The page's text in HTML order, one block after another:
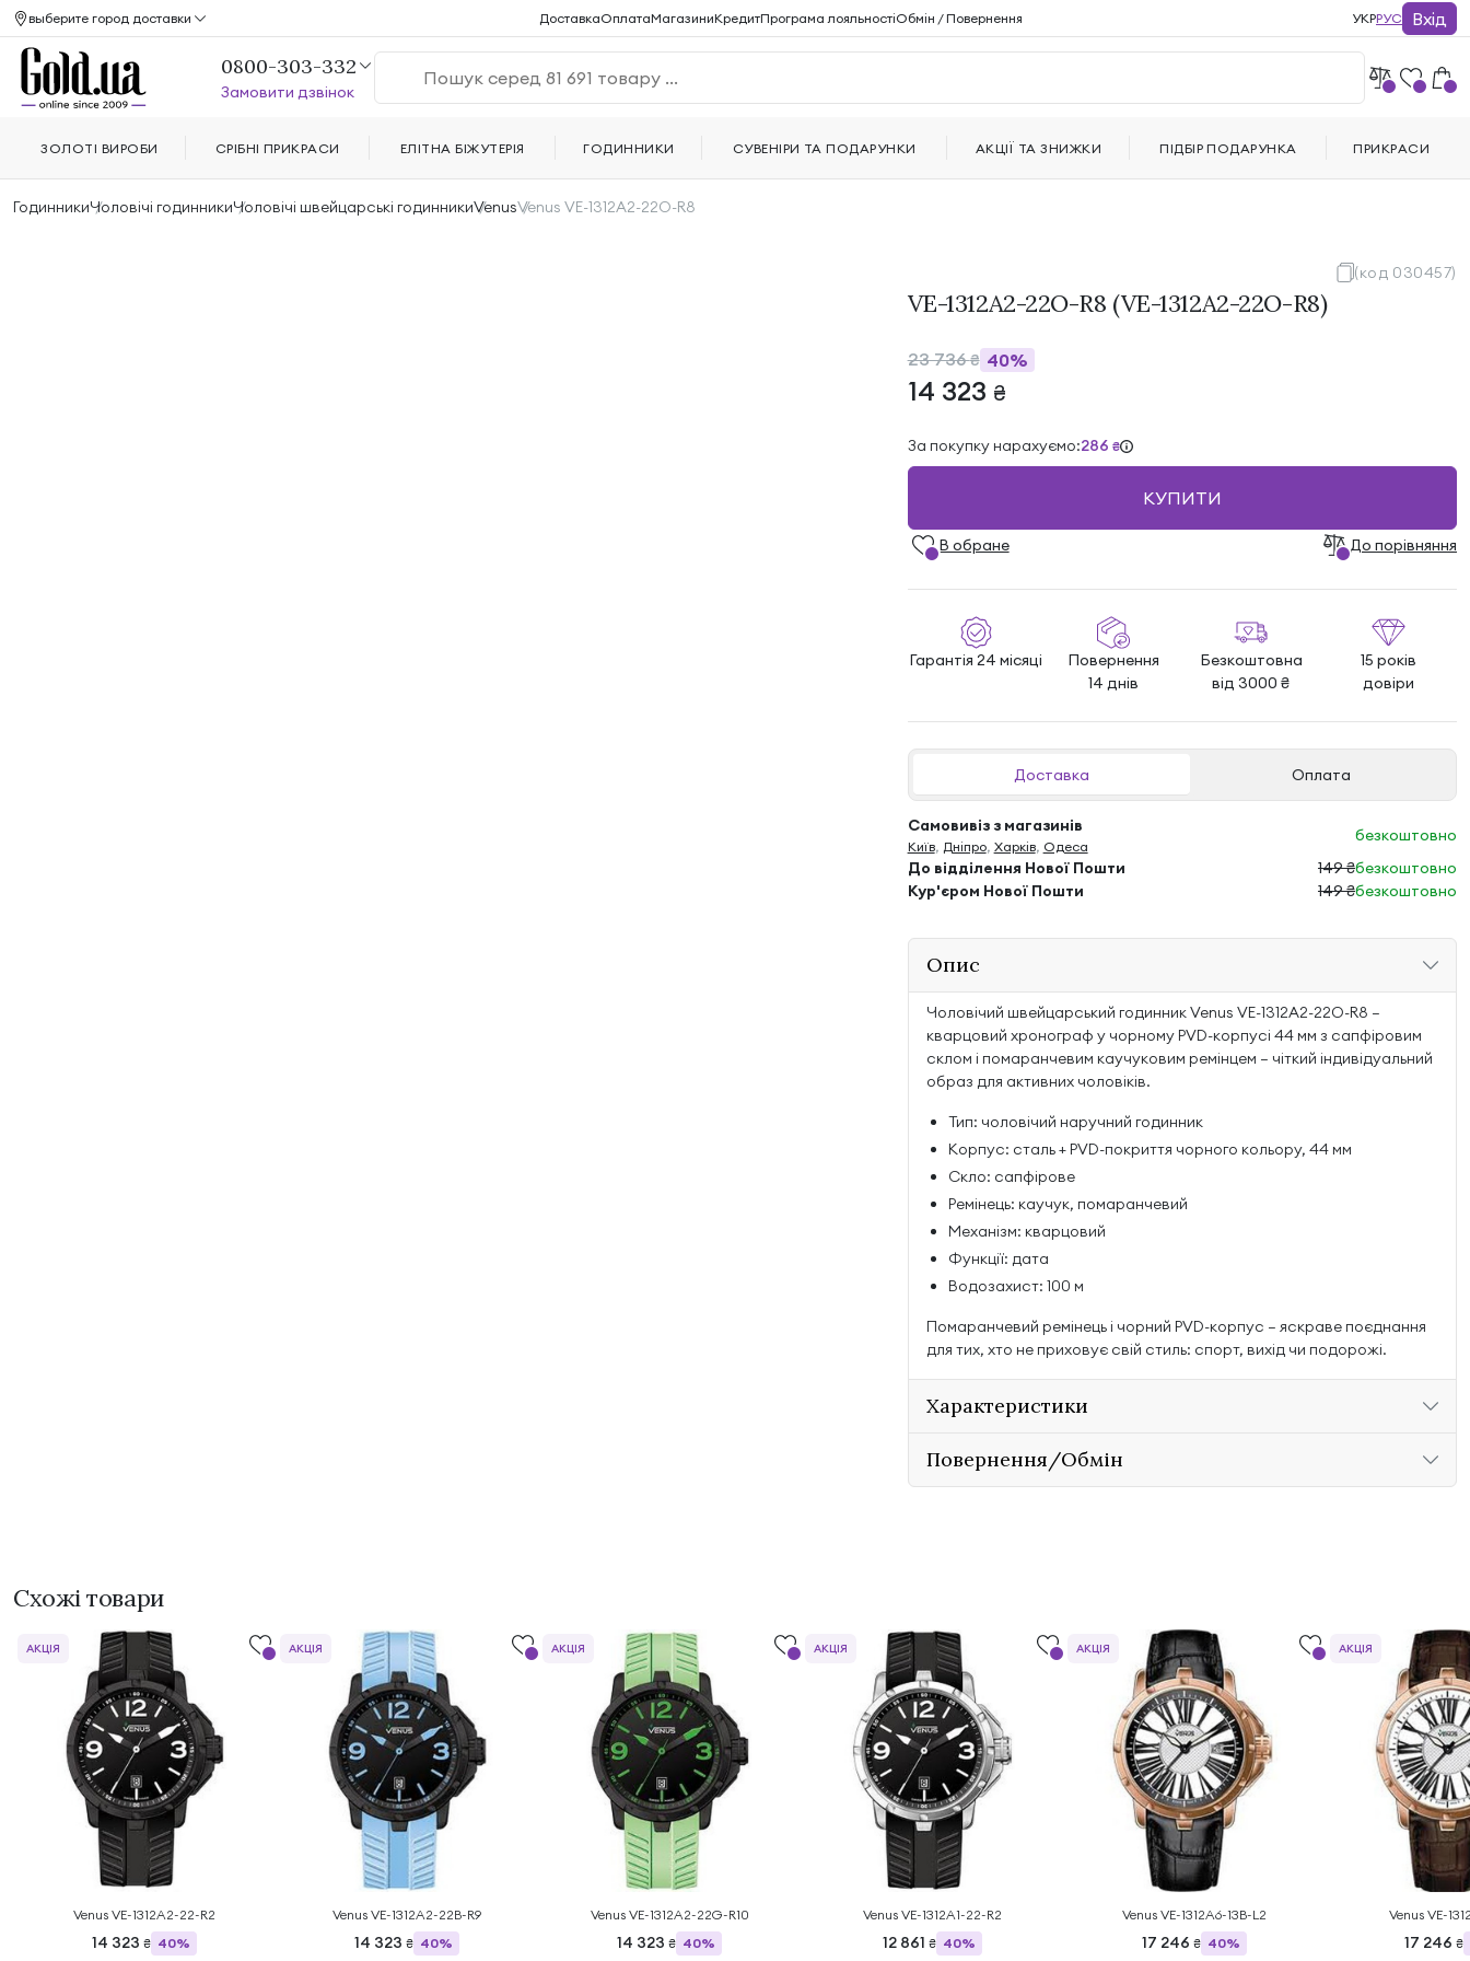
ГодинникиЧоловічі годинникиЧоловічі швейцарські годинникиVenusVenus VE-1312A2-22O-R8
(код 030457)
VE-1312A2-22O-R8 (VE-1312A2-22O-R8)
23 736₴ 40%
14 323 ₴
За покупку нарахуємо:286 ₴
КУПИТИ
В обране До порівняння
Гарантія 24 місяці
Повернення
14 днів
Безкоштовна
від 3000 ₴
15 років
довіри
Доставка Оплата
Самовивіз з магазинів
Київ, Дніпро, Харків, Одеса
безкоштовно
До відділення Нової Пошти
149 ₴безкоштовно
Кур'єром Нової Пошти
149 ₴безкоштовно
Опис
Чоловічий швейцарський годинник Venus VE-1312A2-22O-R8 —
кварцовий хронограф у чорному PVD-корпусі 44 мм з сапфіровим
склом і помаранчевим каучуковим ремінцем — чіткий індивідуальний
образ для активних чоловіків.
Тип: чоловічий наручний годинник
Корпус: сталь + PVD-покриття чорного кольору, 44 мм
Скло: сапфірове
Ремінець: каучук, помаранчевий
Механізм: кварцовий
Функції: дата
Водозахист: 100 м
Помаранчевий ремінець і чорний PVD-корпус — яскраве поєднання
для тих, хто не приховує свій стиль: спорт, вихід чи подорожі.
Характеристики
Повернення/Обмін
Схожі товари
Venus VE-1312A2-22-R2
14 323 ₴ 40%
АКЦІЯ
Venus VE-1312A2-22B-R9
14 323 ₴ 40%
АКЦІЯ
Venus VE-1312A2-22G-R10
14 323 ₴ 40%
АКЦІЯ
Venus VE-1312A1-22-R2
12 861 ₴ 40%
АКЦІЯ
Venus VE-1312A6-13B-L2
17 246 ₴ 40%
АКЦІЯ
Venus VE-
17 246 ₴
АКЦІЯ
выберите город доставки ДоставкаОплатаМагазиниКредитПрограма лояльностіОбмін / Повернення УКРРУС Вхід
0800-303-332
Замовити дзвінок
ЗОЛОТІ ВИРОБИ СРІБНІ ПРИКРАСИ ЕЛІТНА БІЖУТЕРІЯ ГОДИННИКИ СУВЕНІРИ ТА ПОДАРУНКИ АКЦІЇ ТА ЗНИЖКИ ПІДБІР ПОДАРУНКА ПРИКРАСИ